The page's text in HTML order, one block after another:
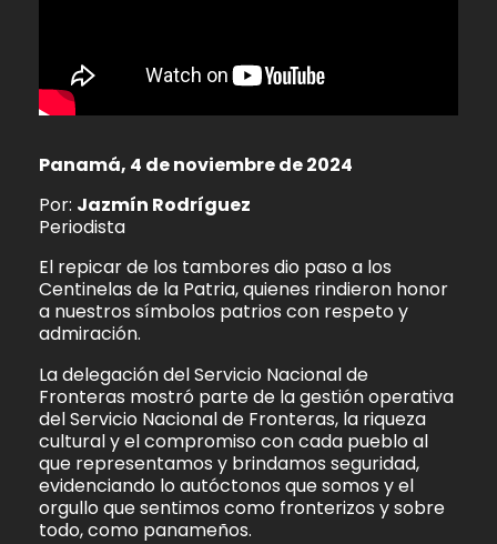
Panamá, 4 de noviembre de 2024
Por: Jazmín Rodríguez
Periodista
El repicar de los tambores dio paso a los
Centinelas de la Patria, quienes rindieron honor
a nuestros símbolos patrios con respeto y
admiración.
La delegación del Servicio Nacional de
Fronteras mostró parte de la gestión operativa
del Servicio Nacional de Fronteras, la riqueza
cultural y el compromiso con cada pueblo al
que representamos y brindamos seguridad,
evidenciando lo autóctonos que somos y el
orgullo que sentimos como fronterizos y sobre
todo, como panameños.